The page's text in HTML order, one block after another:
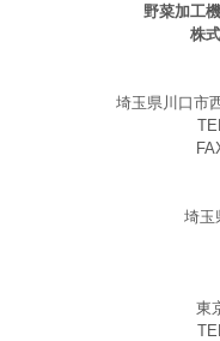
野菜加工
株
埼玉県川口市
埼玉
東